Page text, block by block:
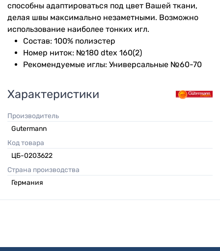
способны адаптироваться под цвет Вашей ткани,
делая швы максимально незаметными. Возможно
использование наиболее тонких игл.
Состав: 100% полиэстер
Номер ниток: №180 dtex 160(2)
Рекомендуемые иглы: Универсальные №60-70
Характеристики
Производитель
Gutermann
Код товара
ЦБ-0203622
Страна производства
Германия